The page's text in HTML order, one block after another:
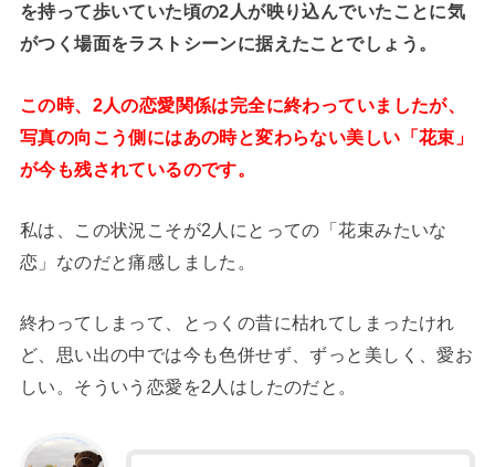
を持って歩いていた頃の2人が映り込んでいたことに気
がつく場面をラストシーンに据えたことでしょう。
この時、2人の恋愛関係は完全に終わっていましたが、
写真の向こう側にはあの時と変わらない美しい「花束」
が今も残されているのです。
私は、この状況こそが2人にとっての「花束みたいな
恋」なのだと痛感しました。
終わってしまって、とっくの昔に枯れてしまったけれ
ど、思い出の中では今も色併せず、ずっと美しく、愛お
しい。そういう恋愛を2人はしたのだと。